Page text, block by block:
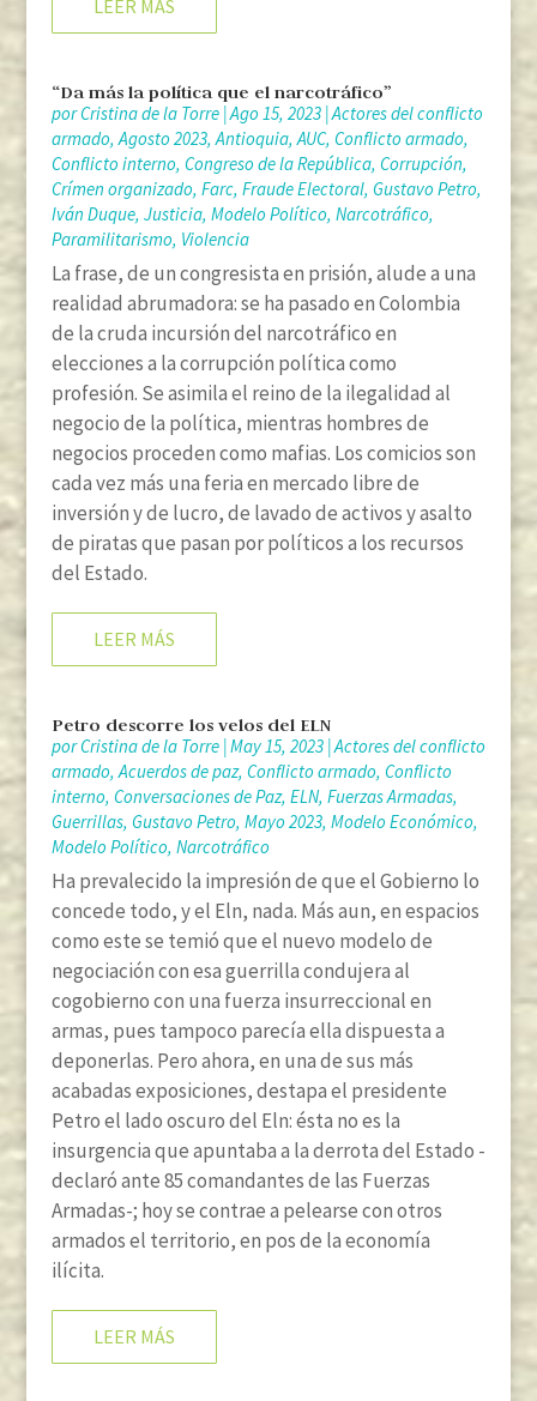
LEER MÁS
“Da más la política que el narcotráfico”
porCristina de la Torre|Ago 15, 2023|Actores del conflicto
armado,Agosto 2023,Antioquia,AUC, Conflicto armado,
Conflicto interno, Congreso de la República, Corrupción,
Crímen organizado, Farc, Fraude Electoral, Gustavo Petro,
Iván Duque, Justicia, Modelo Político, Narcotráfico,
Paramilitarismo, Violencia
La frase, de un congresista en prisión, alude a una
realidad abrumadora: se ha pasado en Colombia
de la cruda incursión del narcotráfico en
elecciones a la corrupción política como
profesión. Se asimila el reino de la ilegalidad al
negocio de la política, mientras hombres de
negocios proceden como mafias. Los comicios son
cada vez más una feria en mercado libre de
inversión y de lucro, de lavado de activos y asalto
de piratas que pasan por políticos a los recursos
del Estado.
LEER MÁS
Petro descorre los velos del ELN
porCristina de la Torre|May 15, 2023|Actores del conflicto
armado,Acuerdos de paz, Conflicto armado, Conflicto
interno, Conversaciones de Paz, ELN, Fuerzas Armadas,
Guerrillas, Gustavo Petro, Mayo 2023, Modelo Económico,
Modelo Político, Narcotráfico
Ha prevalecido la impresión de que el Gobierno lo
concede todo, y el Eln, nada. Más aun, en espacios
como este se temió que el nuevo modelo de
negociación con esa guerrilla condujera al
cogobierno con una fuerza insurreccional en
armas, pues tampoco parecía ella dispuesta a
deponerlas. Pero ahora, en una de sus más
acabadas exposiciones, destapa el presidente
Petro el lado oscuro del Eln: ésta no es la
insurgencia que apuntaba a la derrota del Estado -
declaró ante 85 comandantes de las Fuerzas
Armadas-; hoy se contrae a pelearse con otros
armados el territorio, en pos de la economía
ilícita.
LEER MÁS